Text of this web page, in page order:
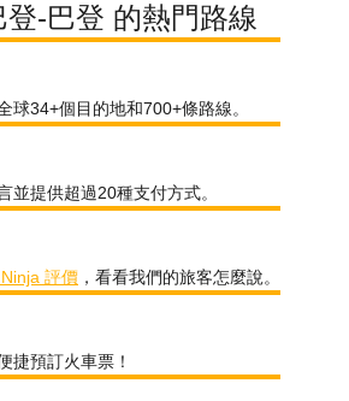
-巴登 的熱門路線
球34+個目的地和700+條路線。
並提供超過20種支付方式。
評價 ，看看我們的旅客怎麼說。
捷預訂火車票！